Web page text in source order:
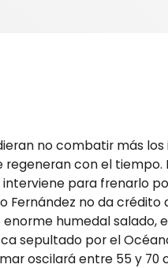
no combatir más
con el tiempo.
interviene para frenarlo
Fernández no da crédito
humedal salado,
sepultado por el
oscilará entre 55 y